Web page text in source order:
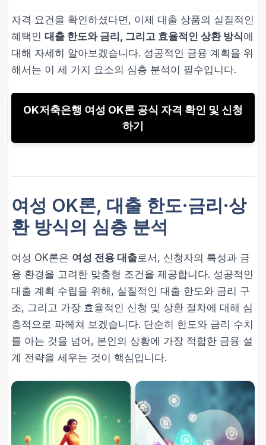
자격 요건을 확인하셨다면, 이제 대출 상품의 실질적인
혜택인 대출 한도와 금리, 그리고 효율적인 상환 방식에
대해 자세히 알아보겠습니다. 성공적인 금융 계획을 위
해서는 이 세 가지 요소의 심층 분석이 필수입니다.
OK저축은행 여성 OK론 공식 자격 확인 및 신청
하기
여성 OK론, 대출 한도·금리·상
환 방식의 심층 분석
여성 OK론은 여성 전용 대출로서, 신청자의 특성과 금
융 환경을 고려한 맞춤형 조건을 제공합니다. 성공적인
대출 계획 수립을 위해, 실질적인 대출 한도와 금리 구
조, 그리고 가장 효율적인 신청 및 상환 절차에 대해 심
층적으로 파헤쳐 보겠습니다. 단순히 한도와 금리 수치
를 아는 것을 넘어, 본인의 상황에 가장 적합한 금융 설
계 전략을 세우는 것이 핵심입니다.